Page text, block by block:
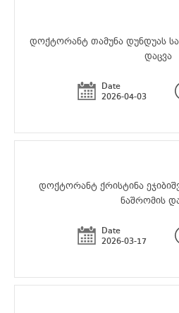
დოქტორანტ თამუნა დუნდუას
დაცვა
Date
2026-04-03
დოქტორანტ ქრისტინა
ნაშრომის
Date
2026-03-17